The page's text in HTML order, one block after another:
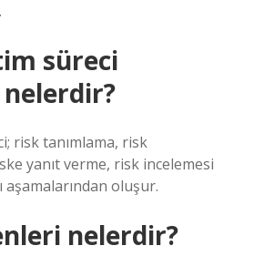
süreci
risk tanımlama, risk
yanıt verme, risk incelemesi
oluşur.
nelerdir?